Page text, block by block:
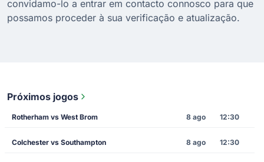
convidamo-lo a entrar em contacto connosco para que
possamos proceder à sua verificação e atualização.
Próximos jogos
Rotherham vs West Brom 8 ago 12:30
Colchester vs Southampton 8 ago 12:30